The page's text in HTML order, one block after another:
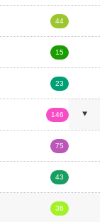
44
15
23
146
75
43
36